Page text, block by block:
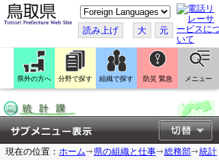
こ
の
ペ
ー
ジ
翻
訳
す
読み上げ 大 元
県外の方へ 分野で探す 組織で探す 防災 緊急 メニュー
現在の位置： ホーム 県の組織と仕事 総務部
統計